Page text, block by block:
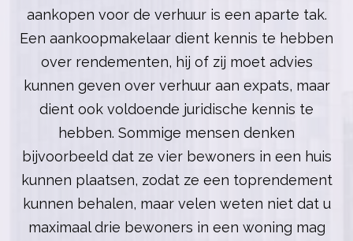
aankopen voor de verhuur is een aparte tak.
Een aankoopmakelaar dient kennis te hebben
over rendementen, hij of zij moet advies
kunnen geven over verhuur aan expats, maar
dient ook voldoende juridische kennis te
hebben. Sommige mensen denken
bijvoorbeeld dat ze vier bewoners in een huis
kunnen plaatsen, zodat ze een toprendement
kunnen behalen, maar velen weten niet dat u
maximaal drie bewoners in een woning mag